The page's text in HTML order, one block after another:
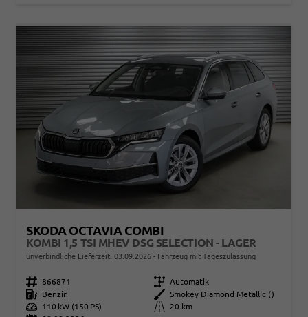
SKODA OCTAVIA COMBI
KOMBI 1,5 TSI MHEV DSG SELECTION - LAGER
unverbindliche Lieferzeit: 03.09.2026 Fahrzeug mit Tageszulassung
Fahrzeugnr. 866871 Getriebe Automatik
Kraftstoff
Benzin Außenfarbe
Smokey Diamond Metallic ()
Leistung
110 kW (150 PS) Kilometerstand
20 km